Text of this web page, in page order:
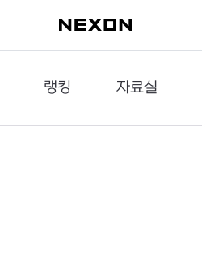
랭킹
던전랭킹
자료실
다운로드